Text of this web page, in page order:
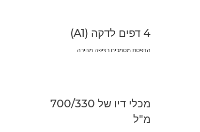
4 דפים לדקה (A1)
הדפסת מסמכים רציפה מהירה
מכלי דיו של 700/330
מ"ל